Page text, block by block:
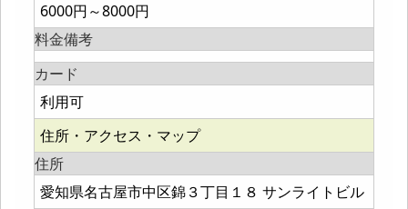
6000円～8000円
料金備考
カード
利用可
住所・アクセス・マップ
住所
愛知県名古屋市中区錦３丁目１８ サンライトビル